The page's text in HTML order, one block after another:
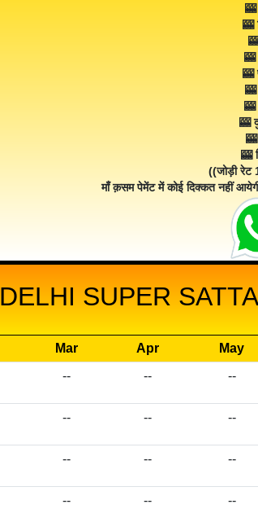
🎰
🎰
🎰
🎰
🎰
((जोड़ी
माँ क़सम पेमेंट में कोई दिक्कत नहीं
DELHI SUPER
Mar Apr May
-- -- --
-- -- --
-- -- --
-- -- --